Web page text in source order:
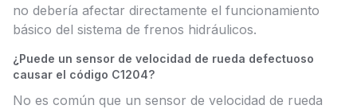
no debería afectar directamente el funcionamiento
básico del sistema de frenos hidráulicos.
¿Puede un sensor de velocidad de rueda defectuoso
causar el código C1204?
No es común que un sensor de velocidad de rueda